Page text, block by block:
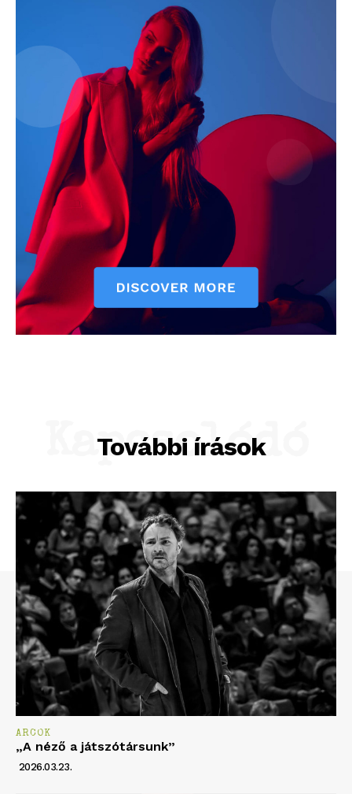
További írások
Kapcsolódó
ARCOK
„A néző a játszótársunk”
2026.03.23.